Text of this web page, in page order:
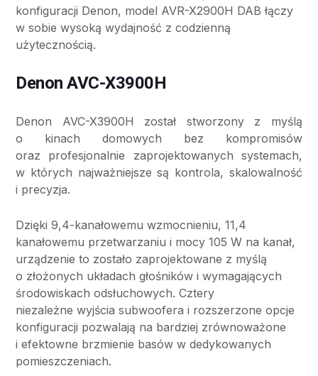
konfiguracji Denon, model AVR-X2900H DAB łączy
w sobie wysoką wydajność z codzienną
użytecznością.
Denon AVC-X3900H
Denon AVC-X3900H został stworzony z myślą
o kinach domowych bez kompromisów
oraz profesjonalnie zaprojektowanych systemach,
w których najważniejsze są kontrola, skalowalność
i precyzja.
Dzięki 9,4-kanałowemu wzmocnieniu, 11,4
kanałowemu przetwarzaniu i mocy 105 W na kanał,
urządzenie to zostało zaprojektowane z myślą
o złożonych układach głośników i wymagających
środowiskach odsłuchowych. Cztery
niezależne wyjścia subwoofera i rozszerzone opcje
konfiguracji pozwalają na bardziej zrównoważone
i efektowne brzmienie basów w dedykowanych
pomieszczeniach.